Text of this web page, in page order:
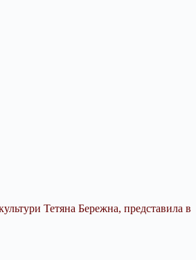
Тетяна Бережна, представила в